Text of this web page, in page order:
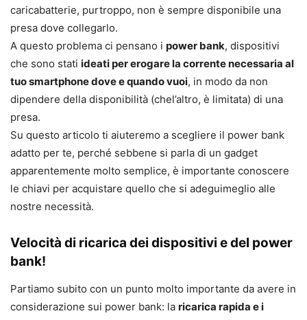
caricabatterie, purtroppo, non è sempre disponibile una
presa dove collegarlo.
A questo problema ci pensano i power bank, dispositivi
che sono stati ideati per erogare la correntenecessaria al
tuo smartphone dove e quando vuoi, in modo da non
dipendere della disponibilità (chel’altro, è limitata) di una
presa.
Su questo articolo ti aiuteremo a scegliere il power bank
adatto per te, perché sebbene si parla di un gadget
apparentemente molto semplice, è importante conoscere
le chiavi per acquistare quello che si adeguimeglio alle
nostre necessità.
Velocità di ricarica dei dispositivi e del power
bank!
Partiamo subito con un punto molto importante da avere in
considerazione sui power bank: la ricarica rapida e i